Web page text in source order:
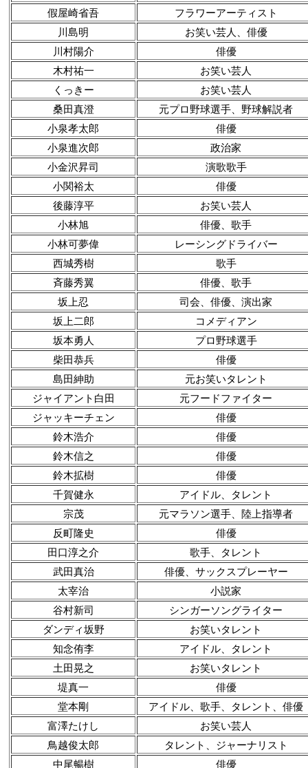
假屋崎省吾
フラワーアーティスト
川島明
お笑い芸人、俳優
川村陽介
俳優
木村祐一
お笑い芸人
くっきー
お笑い芸人
桑田真澄
元プロ野球選手、野球解説者
小泉孝太郎
俳優
小泉進次郎
政治家
小金沢昇司
演歌歌手
小関裕太
俳優
後藤淳平
お笑い芸人
小林旭
俳優、歌手
小林可夢偉
レーシングドライバー
西城秀樹
歌手
斉藤秀翼
俳優、歌手
坂上忍
司会、俳優、演出家
坂上二郎
コメディアン
坂本勇人
プロ野球選手
柴田恭兵
俳優
島田紳助
元お笑いタレント
ジャイアント白田
元フードファイター
ジャッキーチェン
俳優
鈴木浩介
俳優
鈴木信之
俳優
鈴木拡樹
俳優
千賀健永
アイドル、タレント
宗茂
元マラソン選手、陸上指導者
反町隆史
俳優
田口淳之介
歌手、タレント
武田真治
俳優、サックスプレーヤー
太宰治
小説家
谷村新司
シンガーソングライター
ダンディ坂野
お笑いタレント
知念侑李
アイドル、タレント
土田晃之
お笑いタレント
堤真一
俳優
堂本剛
アイドル、歌手、タレント、俳優
富澤たけし
お笑い芸人
鳥越俊太郎
タレント、ジャーナリスト
中尾暢樹
俳優